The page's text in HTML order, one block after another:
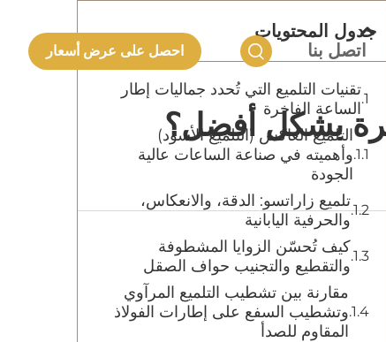
اتصل بنا احصل على عرض أسعار
بشكل أفضل؟
جدول المحتويات
تقنيات التلميع التي تُحدد جماليات إطار
الساعة الفاخرة
التلميع العاكس (التلميع الأسود)
وأهميته في صناعة الساعات عالية
الجودة
تلميع زاراتسو: الدقة، والانعكاس،
والحرفية اليابانية
كيف تُحسّن الزوايا المشطوفة
والتقطيع والتجنيب حواف الصقل
مقارنة بين تشطيب التلميع المرآوي
وتشطيب السفع على إطارات الفولاذ
المقاوم للصدأ